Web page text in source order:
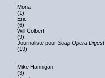
Mona
(1)
Eric
(6)
Will Colbert
(9)
Journaliste pour Soap Opera Digest
(19)
Mike Hannigan
(3)